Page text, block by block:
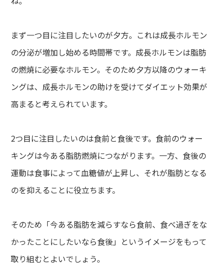
まず一つ目に注目したいのが夕方。これは成長ホルモン
の分泌が増加し始める時間帯です。成長ホルモンは脂肪
の燃焼に必要なホルモン。そのため夕方以降のウォーキ
ングは、成長ホルモンの助けを受けてダイエット効果が
高まると考えられています。
2つ目に注目したいのは食前と食後です。食前のウォー
キングは今ある脂肪燃焼につながります。一方、食後の
運動は食事によって血糖値が上昇し、それが脂肪となる
のを抑えることに役立ちます。
そのため「今ある脂肪を減らすなら食前、食べ過ぎをな
かったことにしたいなら食後」というイメージをもって
取り組むとよいでしょう。